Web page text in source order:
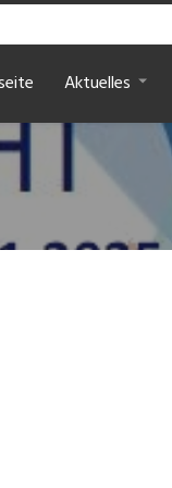
Aktuelles